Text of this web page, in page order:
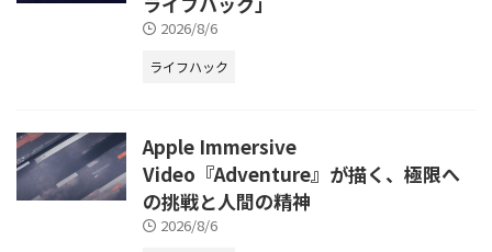
2026/8/6
ライフハック
Apple Immersive
Video『Adventure』が描く、極限へ
の挑戦と人間の精神
2026/8/6